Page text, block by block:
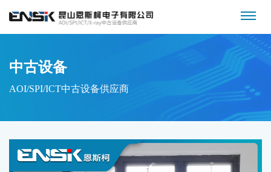
中古设备
AOI/SPI/ICT中古设备供应商